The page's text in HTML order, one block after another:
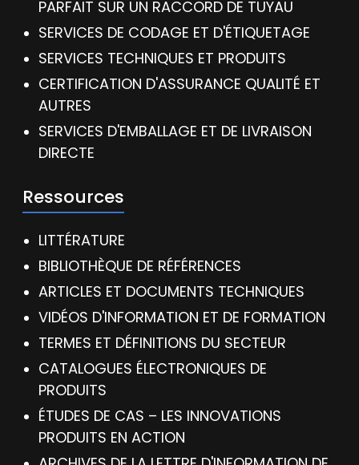
PARFAIT SUR UN RACCORD DE TUYAU
SERVICES DE CODAGE ET D'ÉTIQUETAGE
SERVICES TECHNIQUES ET PRODUITS
CERTIFICATION D'ASSURANCE QUALITÉ ET
AUTRES
SERVICES D'EMBALLAGE ET DE LIVRAISON
DIRECTE
Ressources
LITTÉRATURE
BIBLIOTHÈQUE DE RÉFÉRENCES
ARTICLES ET DOCUMENTS TECHNIQUES
VIDÉOS D'INFORMATION ET DE FORMATION
TERMES ET DÉFINITIONS DU SECTEUR
CATALOGUES ÉLECTRONIQUES DE
PRODUITS
ÉTUDES DE CAS – LES INNOVATIONS
PRODUITS EN ACTION